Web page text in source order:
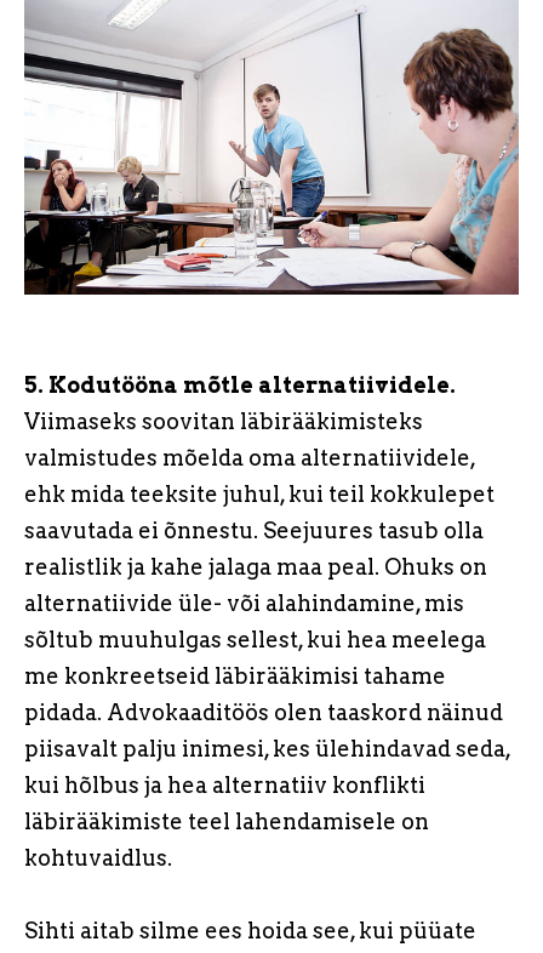
5. Kodutööna mõtle alternatiividele.
Viimaseks soovitan läbirääkimisteks
valmistudes mõelda oma alternatiividele,
ehk mida teeksite juhul, kui teil kokkulepet
saavutada ei õnnestu. Seejuures tasub olla
realistlik ja kahe jalaga maa peal. Ohuks on
alternatiivide üle- või alahindamine, mis
sõltub muuhulgas sellest, kui hea meelega
me konkreetseid läbirääkimisi tahame
pidada. Advokaaditöös olen taaskord näinud
piisavalt palju inimesi, kes ülehindavad seda,
kui hõlbus ja hea alternatiiv konflikti
läbirääkimiste teel lahendamisele on
kohtuvaidlus.
Sihti aitab silme ees hoida see, kui püüate